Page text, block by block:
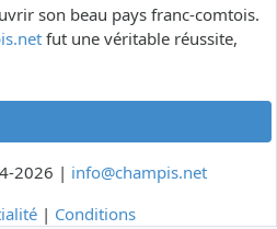
son beau pays franc-comtois.
fut une véritable réussite,
2026 | info@champis.net
| Conditions